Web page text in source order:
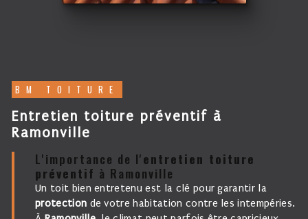
BM TOITURE
entretien toiture préventif à
Ramonville
L'importance de l'entretien toiture
préventif à Ramonville
Un toit bien entretenu est la clé pour garantir la
protection de votre habitation contre les intempéries.